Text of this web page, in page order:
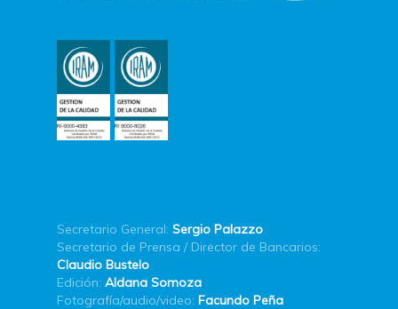
Secretario General: Sergio Palazzo
Secretario de Prensa / Director de Bancarios:
Claudio Bustelo
Edición: Aldana Somoza
Fotografía/audio/video: Facundo Peña